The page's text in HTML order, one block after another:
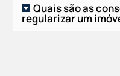
Quais são as
regularizar um